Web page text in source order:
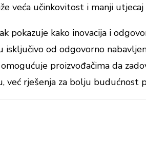
veća učinkovitost i manji utjecaj
pokazuje kako inovacija i
isključivo od odgovorno
proizvođačima da
već rješenja za bolju budućnost